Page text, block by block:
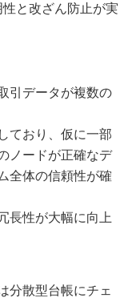
と改ざん防止が実
引データが複数の
ており、仮に一部
ノードが正確なデ
全体の信頼性が確
長性が大幅に向上
分散型台帳にチェ